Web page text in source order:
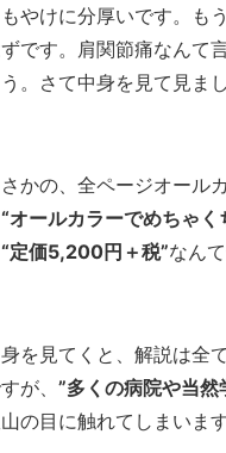
やけに分厚いです。も
です。肩関節痛なんて
。さて中身を見て見まし
かの、全ページオール
“オールカラーでめちゃく
“定価5,200円＋税”なん
を見てくと、解説は全
が、 ”多くの病院や当
の目に触れてしまいます